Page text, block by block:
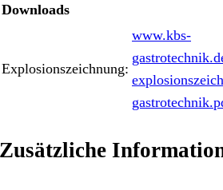
Downloads
Explosionszeichnung:
www.kbs-
Zusätzliche